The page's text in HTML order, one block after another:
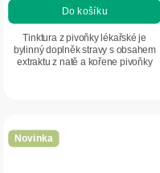
Do košíku
Tinktura z pivoňky lékařské je
bylinný doplněk stravy s obsahem
extraktu z natě a kořene pivoňky
Novinka